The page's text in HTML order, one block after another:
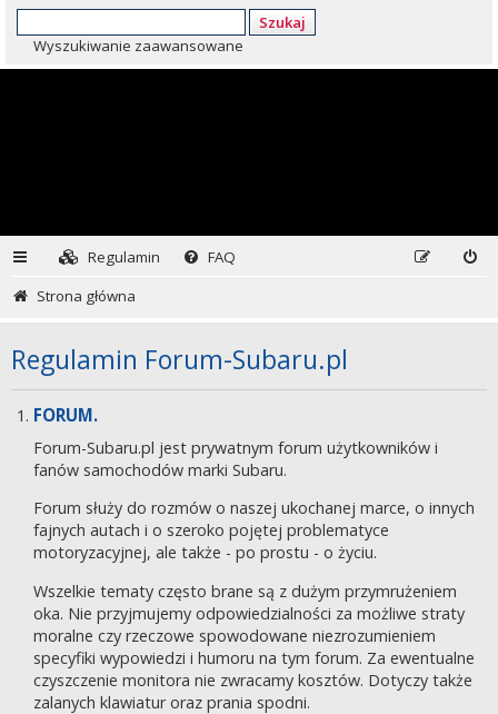
Szukaj
Wyszukiwanie zaawansowane
Regulamin
FAQ
Strona główna
Regulamin Forum-Subaru.pl
FORUM.
Forum-Subaru.pl jest prywatnym forum użytkowników i
fanów samochodów marki Subaru.
Forum służy do rozmów o naszej ukochanej marce, o innych
fajnych autach i o szeroko pojętej problematyce
motoryzacyjnej, ale także - po prostu - o życiu.
Wszelkie tematy często brane są z dużym przymrużeniem
oka. Nie przyjmujemy odpowiedzialności za możliwe straty
moralne czy rzeczowe spowodowane niezrozumieniem
specyfiki wypowiedzi i humoru na tym forum. Za ewentualne
czyszczenie monitora nie zwracamy kosztów. Dotyczy także
zalanych klawiatur oraz prania spodni.